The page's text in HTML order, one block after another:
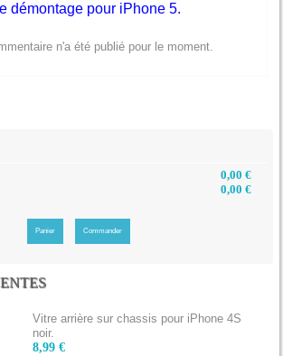
démontage pour iPhone 5.
n'a été publié pour le moment.
0,00 €
0,00 €
Panier Commander
Vitre arrière sur chassis pour iPhone 4S
noir.
8,99 €